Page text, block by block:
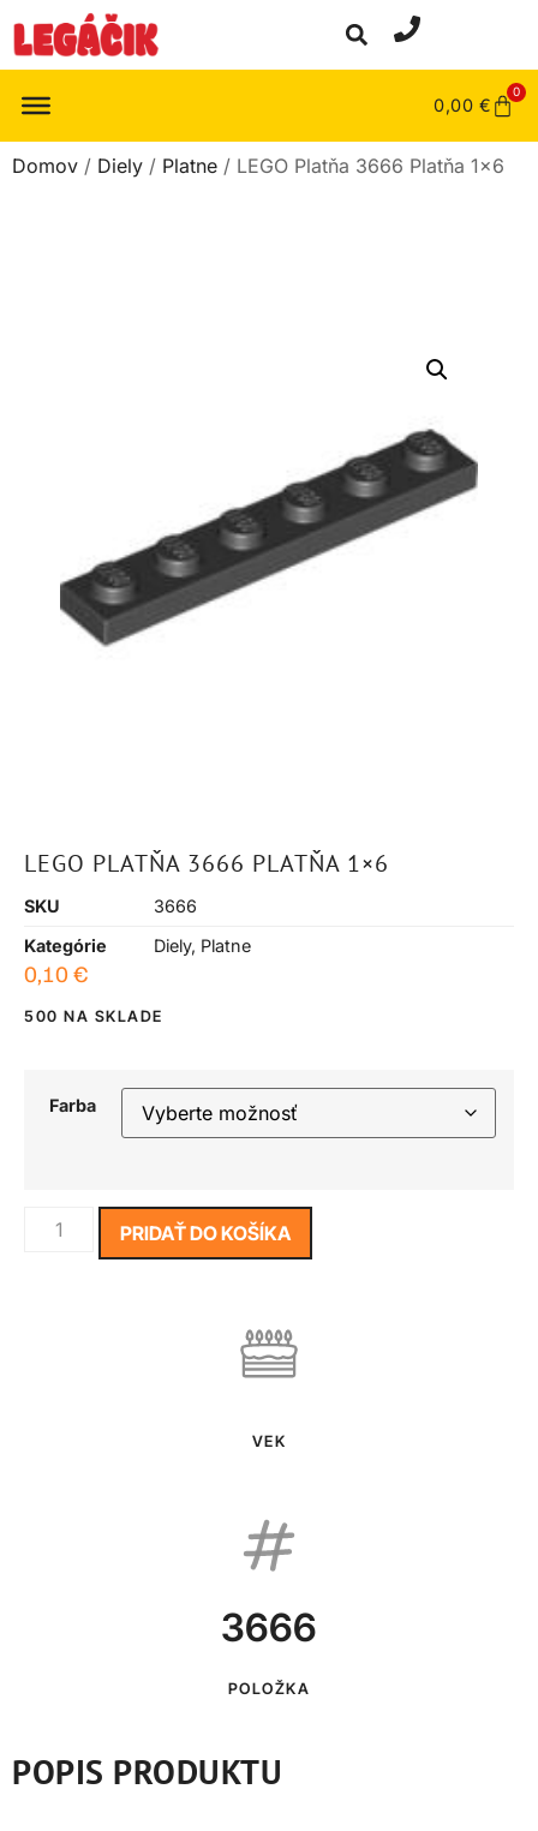
0,00 €
0
Domov / Diely / Platne / LEGO Platňa 3666 Platňa 1×6
LEGO PLATŇA 3666 PLATŇA 1×6
SKU
3666
Kategórie
Diely, Platne
0,10 €
500 NA SKLADE
Farba
PRIDAŤ DO KOŠÍKA
VEK
3666
POLOŽKA
POPIS PRODUKTU